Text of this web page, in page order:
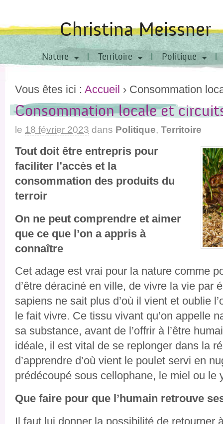
Christina Meissner
Nature Territoire Politique
Vous êtes ici : Accueil › Consommation
Consommation locale et
le 18 février 2023 dans Politique, Territoire
Tout doit être entrepris pour
faciliter l’accès et la
consommation des produits du
terroir
On ne peut comprendre et aimer
que ce que l’on a appris à
connaître
Cet adage est vrai pour la nature comme
d’être déraciné en ville, de vivre la vie par
sapiens ne sait plus d’où il vient et oublie
le fait vivre. Ce tissu vivant qu’on appelle
sa substance, avant de l’offrir à l’être
idéale, il est vital de se replonger dans la
d’apprendre d’où vient le poulet servi en
prédécoupé sous cellophane, le miel ou le
Que faire pour que l’humain retrouve
Il faut lui donner la possibilité de retourner